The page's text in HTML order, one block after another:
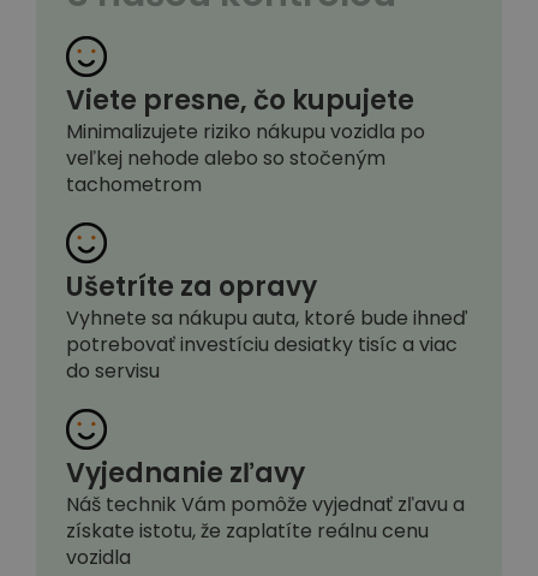
Viete presne, čo kupujete
Minimalizujete riziko nákupu vozidla po
veľkej nehode alebo so stočeným
tachometrom
Ušetríte za opravy
Vyhnete sa nákupu auta, ktoré bude ihneď
potrebovať investíciu desiatky tisíc a viac
do servisu
Vyjednanie zľavy
Náš technik Vám pomôže vyjednať zľavu a
získate istotu, že zaplatíte reálnu cenu
vozidla